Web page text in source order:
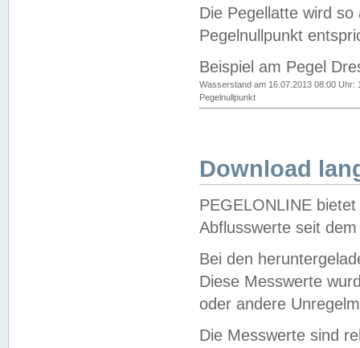
Die Pegellatte wird
Pegelnullpunkt
Beispiel am Pegel
Wasserstand am 16.07.2013 08:00 Uhr:
Pegelnullpunkt
Download
PEGELONLINE
Abflusswerte seit
Bei den
Diese Messwerte
oder andere
Die Messwerte sind